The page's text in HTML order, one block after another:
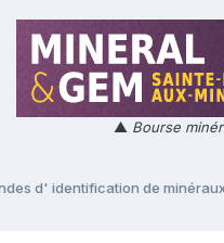
▲ Bourse
d' identification de